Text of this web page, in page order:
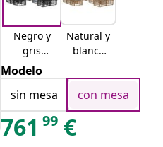
Negro y
gris
oscuro
Natural y
blanco
Modelo
sin mesa
con mesa
761 99 €